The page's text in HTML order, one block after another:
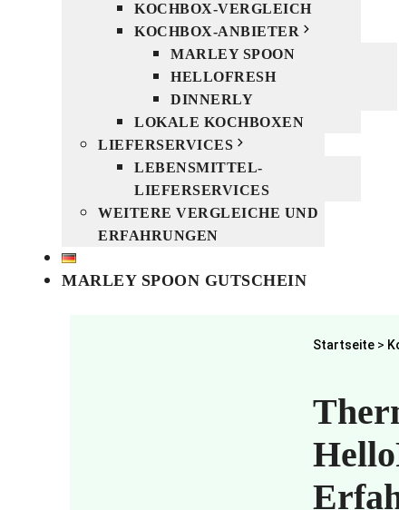
KOCHBOX-VERGLEICH
KOCHBOX-ANBIETER
MARLEY SPOON
HELLOFRESH
DINNERLY
LOKALE KOCHBOXEN
LIEFERSERVICES
LEBENSMITTEL-
LIEFERSERVICES
WEITERE VERGLEICHE UND
ERFAHRUNGEN
MARLEY SPOON GUTSCHEIN
Startseite>